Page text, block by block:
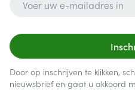
Door op inschrijven te klikken,
nieuwsbrief en gaat u akkoord